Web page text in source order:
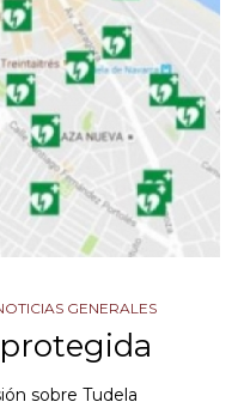
GENERALES
sobre Tudela